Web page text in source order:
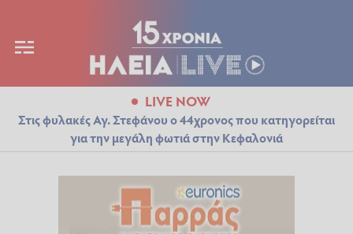
LIVE NOW
Στις φυλακές Αγ. Στεφάνου ο 44χρονος που κατηγορείται
για την μεγάλη φωτιά στην Κεφαλονιά